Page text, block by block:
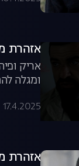
אזהרת מסע:
אריק
ומגלה
17.4.2025
אזהרת מסע: